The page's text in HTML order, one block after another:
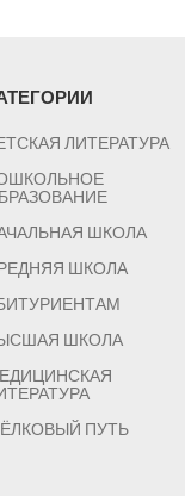
ЛИТЕРАТУРА
ШКОЛА
ШКОЛА
ШКОЛА
ПУТЬ